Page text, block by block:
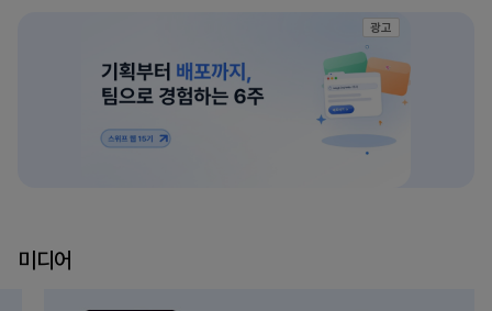
광고
미디어